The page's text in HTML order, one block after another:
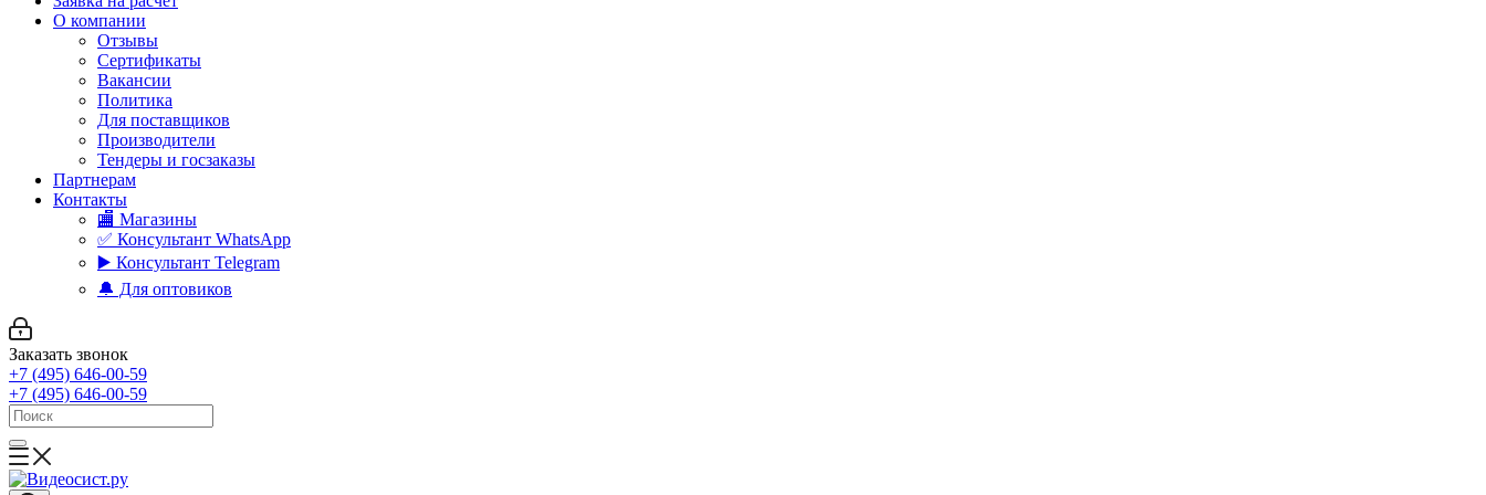
О компании
Отзывы
Сертификаты
Вакансии
Политика
Для поставщиков
Производители
Тендеры и госзаказы
Партнерам
Контакты
🏬 Магазины
✅️ Консультант WhatsApp
▶️ Консультант Telegram
🔔 Для оптовиков
Заказать звонок
+7 (495) 646-00-59
+7 (495) 646-00-59